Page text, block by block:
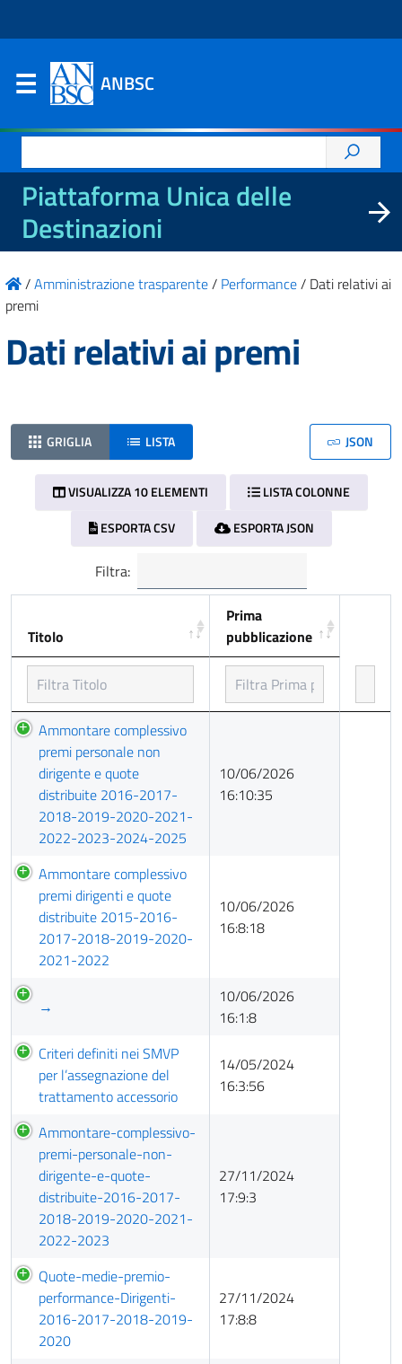
ANBSC
per:
Piattaforma Unica delle
Destinazioni
/Amministrazione trasparente/ Performance/ Dati relativi ai
premi
Dati relativi ai premi
GRIGLIA LISTA JSON
VISUALIZZA 10 ELEMENTI
LISTA COLONNE
ESPORTA CSV
ESPORTA JSON
Filtra:
Titolo
Prima
pubblicazione
Titolo
Ammontare complessivo
premi personale non
dirigente e quote
distribuite 2016-2017-
2018-2019-2020-2021-
2022-2023-2024-2025
10/06/2026
16:10:35
Ammontare complessivo
premi dirigenti e quote
distribuite 2015-2016-
2017-2018-2019-2020-
2021-2022
10/06/2026
16:8:18
→
10/06/2026
16:1:8
Criteri definiti nei SMVP
per l’assegnazione del
trattamento accessorio
14/05/2024
16:3:56
Ammontare-complessivo-
premi-personale-non-
dirigente-e-quote-
distribuite-2016-2017-
2018-2019-2020-2021-
2022-2023
27/11/2024
17:9:3
Quote-medie-premio-
performance-Dirigenti-
2016-2017-2018-2019-
2020
27/11/2024
17:8:8